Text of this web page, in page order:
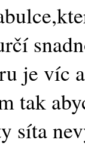
je víc
tak
síta